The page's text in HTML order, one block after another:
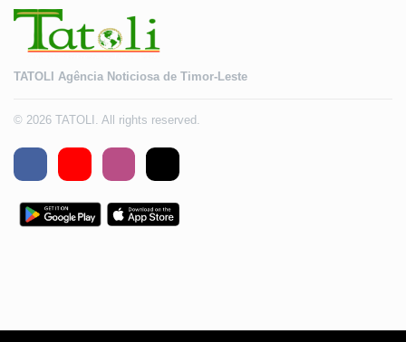
TATOLI Agência Noticiosa de Timor-Leste
© 2026 TATOLI. All rights reserved.